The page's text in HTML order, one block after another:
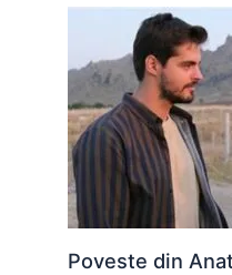
Poveste din